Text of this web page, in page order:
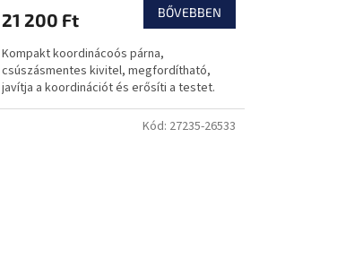
21 200 Ft BŐVEBBEN
Kompakt koordinácoós párna,
csúszásmentes kivitel, megfordítható,
javítja a koordinációt és erősíti a testet.
Kód: 27235-26533